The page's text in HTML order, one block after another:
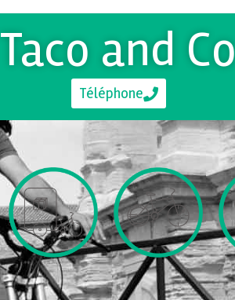
Taco and Co
Téléphone